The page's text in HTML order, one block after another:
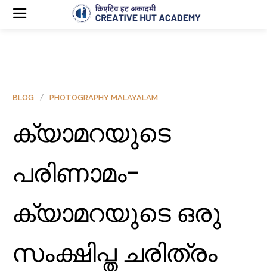
BLOG PHOTOGRAPHY MALAYALAM
ക്യാമറയുടെ
പരിണാമം-
ക്യാമറയുടെ ഒരു
സംക്ഷിപ്ത ചരിത്രം